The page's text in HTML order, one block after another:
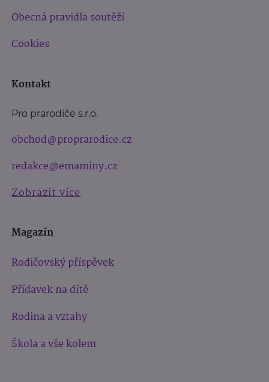
Obecná pravidla soutěží
Cookies
Kontakt
Pro prarodiče s.r.o.
obchod@proprarodice.cz
redakce@emaminy.cz
Zobrazit více
Magazín
Rodičovský příspěvek
Přídavek na dítě
Rodina a vztahy
Škola a vše kolem